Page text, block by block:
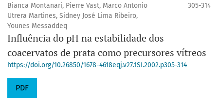
Bianca Montanari, Pierre Vast, Marco Antonio
Utrera Martines, Sidney José Lima Ribeiro,
Younes Messaddeq
305-314
Influência do pH na estabilidade dos
coacervatos de prata como precursores vítreos
https://doi.org/10.26850/1678-4618eqj.v27.1SI.2002.p305-314
PDF